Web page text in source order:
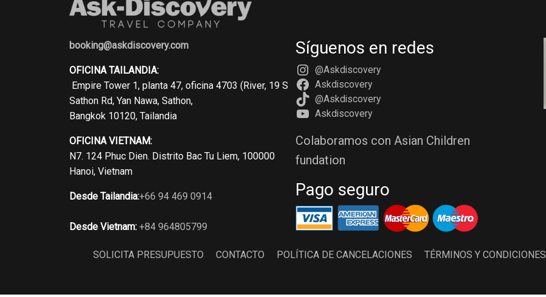
booking@askdiscovery.com
OFICINA TAILANDIA:
Empire Tower 1, planta 47, oficina 4703 (River, 19 S
Sathon Rd, Yan Nawa, Sathon,
Bangkok 10120, Tailandia
OFICINA VIETNAM:
N7. 124 Phuc Dien. Distrito Bac Tu Liem, 100000
Hanoi, Vietnam
Desde Tailandia:+66 94 469 0914
Desde Vietnam: +84 964805799
Síguenos en redes
@Askdiscovery
Askdiscovery
@Askdiscovery
Askdiscovery
Colaboramos con Asian Children
fundation
Pago seguro
SOLICITA PRESUPUESTO CONTACTO POLÍTICA DE CANCELACIONES TÉRMINOS Y CONDICIONES